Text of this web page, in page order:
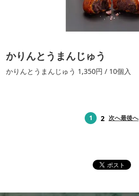
かりんとうまんじゅう
かりんとうまんじゅう 1,350円 / 10個入
1 2 次へ最後へ